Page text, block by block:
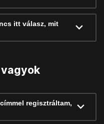
itt válasz, mit
regisztráltam,